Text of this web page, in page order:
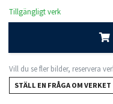
Tillgängligt verk
Vill du se fler bilder, reservera
STÄLL EN FRÅGA OM VERKET